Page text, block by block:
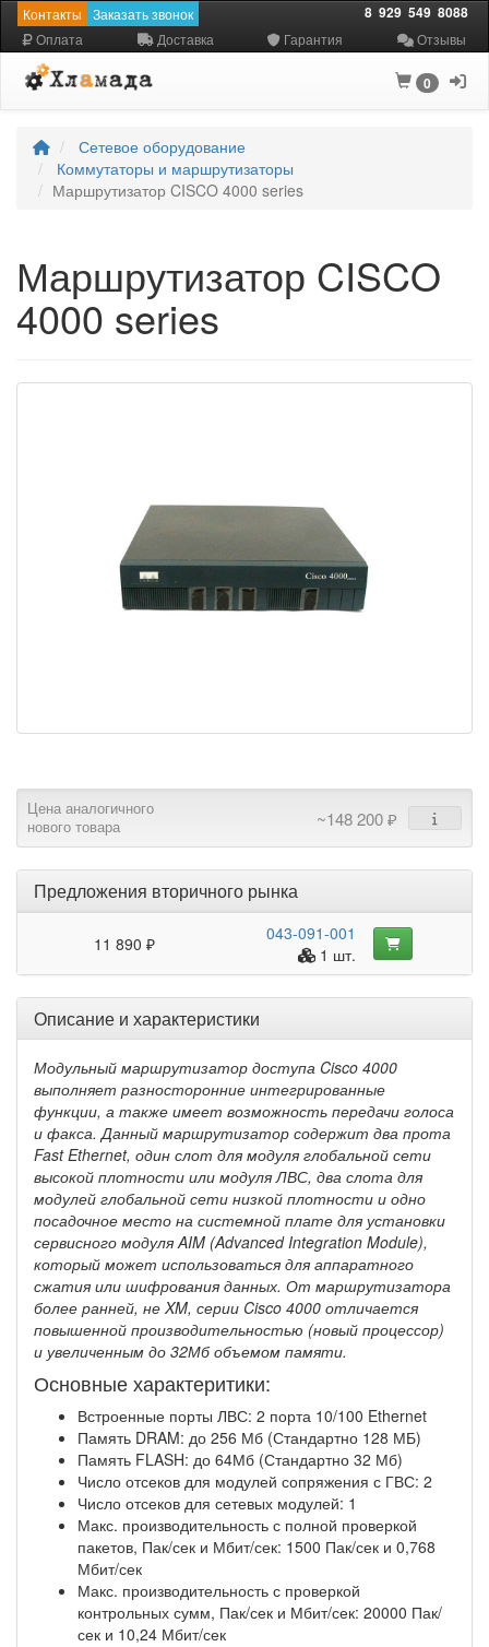
Контакты Заказать звонок 8 929 549 8088
Оплата Доставка Гарантия Отзывы
0
Сетевое оборудование
Коммутаторы и маршрутизаторы
Маршрутизатор CISCO 4000 series
Маршрутизатор CISCO
4000 series
Цена аналогичного
нового товара
~148 200 ₽
Предложения вторичного рынка
11 890 ₽
043-091-001
1 шт.
Описание и характеристики
Модульный маршрутизатор доступа Cisco 4000
выполняет разносторонние интегрированные
функции, а также имеет возможность передачи голоса
и факса. Данный маршрутизатор содержит два прота
Fast Ethernet, один слот для модуля глобальной сети
высокой плотности или модуля ЛВС, два слота для
модулей глобальной сети низкой плотности и одно
посадочное место на системной плате для установки
сервисного модуля AIM (Advanced Integration Module),
который может использоваться для аппаратного
сжатия или шифрования данных. От маршрутизатора
более ранней, не XM, серии Cisco 4000 отличается
повышенной производительностью (новый процессор)
и увеличенным до 32Мб объемом памяти.
Основные характеритики:
Встроенные порты ЛВС: 2 порта 10/100 Ethernet
Память DRAM: до 256 Мб (Стандартно 128 МБ)
Память FLASH: до 64Мб (Стандартно 32 Мб)
Число отсеков для модулей сопряжения с ГВС: 2
Число отсеков для сетевых модулей: 1
Макс. производительность с полной проверкой
пакетов, Пак/сек и Мбит/сек: 1500 Пак/сек и 0,768
Мбит/сек
Макс. производительность с проверкой
контрольных сумм, Пак/сек и Мбит/сек: 20000 Пак/
сек и 10,24 Мбит/сек